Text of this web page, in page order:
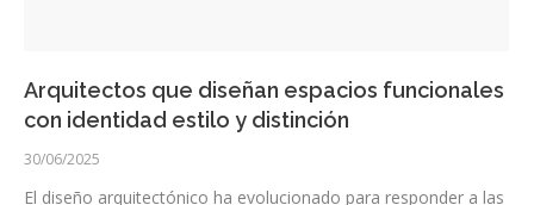
Arquitectos que diseñan espacios funcionales
con identidad estilo y distinción
30/06/2025
El diseño arquitectónico ha evolucionado para responder a las